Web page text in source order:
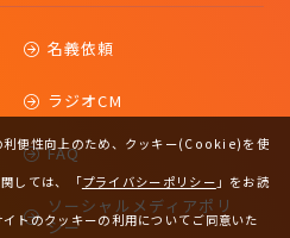
名義依頼
ラジオCM
FAQ
ソーシャルメディアポリ
シー
利便性向上のため、クッキー(Cookie)を使
しては、
「プライバシーポリシー 」をお読
トのクッキーの利用についてご同意いた